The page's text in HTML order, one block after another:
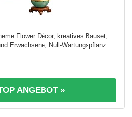
Flower Décor, kreatives Bauset,
Erwachsene, Null-Wartungspflanz ...
ANGEBOT »